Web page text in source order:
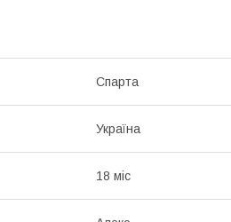
Спарта
Україна
18 міс